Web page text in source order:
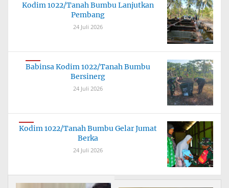
Kodim 1022/Tanah Bumbu Lanjutkan
Pembang
24 Juli 2026
Babinsa Kodim 1022/Tanah Bumbu
Bersinerg
24 Juli 2026
Kodim 1022/Tanah Bumbu Gelar Jumat
Berka
24 Juli 2026